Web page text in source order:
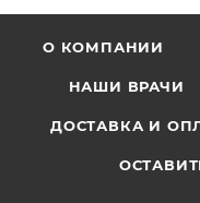
О КОМПАНИИ
НАШИ ВРАЧИ
ДОСТАВКА И